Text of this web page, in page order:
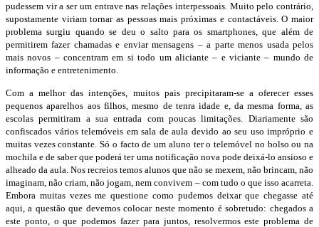
pudessem vir a ser um entrave nas relações interpessoais. Muito pelo contrário,
supostamente viriam tornar as pessoas mais próximas e contactáveis. O maior
problema surgiu quando se deu o salto para os smartphones, que além de
permitirem fazer chamadas e enviar mensagens – a parte menos usada pelos
mais novos – concentram em si todo um aliciante – e viciante – mundo de
informação e entretenimento.
Com a melhor das intenções, muitos pais precipitaram-se a oferecer esses
pequenos aparelhos aos filhos, mesmo de tenra idade e, da mesma forma, as
escolas permitiram a sua entrada com poucas limitações. Diariamente são
confiscados vários telemóveis em sala de aula devido ao seu uso impróprio e
muitas vezes constante. Só o facto de um aluno ter o telemóvel no bolso ou na
mochila e de saber que poderá ter uma notificação nova pode deixá-lo ansioso e
alheado da aula. Nos recreios temos alunos que não se mexem, não brincam, não
imaginam, não criam, não jogam, nem convivem – com tudo o que isso acarreta.
Embora muitas vezes me questione como pudemos deixar que chegasse até
aqui, a questão que devemos colocar neste momento é sobretudo: chegados a
este ponto, o que podemos fazer para juntos, resolvermos este problema de